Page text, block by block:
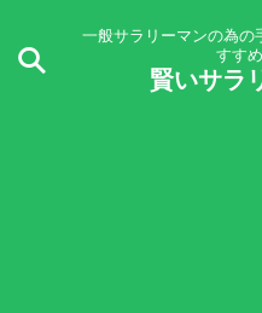
一般サラリーマンの為の
すす
賢いサラ